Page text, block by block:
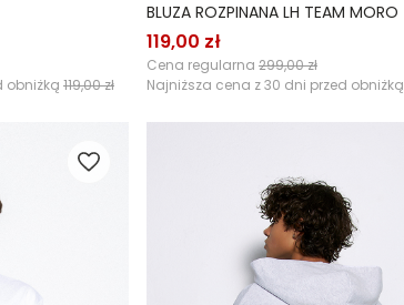
obniżką 119,00 zł
BLUZA ROZPINANA LH TEAM MORO
119,00 zł
Cena regularna 299,00 zł
Najniższa cena z 30 dni przed obniżką